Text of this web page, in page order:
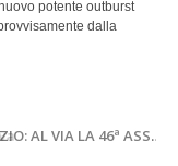
potente outburst
dalla
FIRENZE CAPITALE MONDIALE DELLO SPAZIO: AL VIA LA 46ª ASSEMBLEA SCIENTIFICA DEL COSPAR